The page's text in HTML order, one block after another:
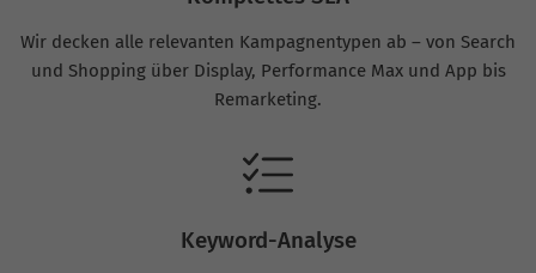
Wir decken alle relevanten Kampagnentypen ab – von Search
und Shopping über Display, Performance Max und App bis
Remarketing.
Keyword-Analyse